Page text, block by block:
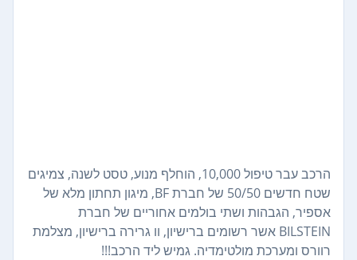
הרכב עבר טיפול 10,000, הוחלף מנוע, טסט לשנה, צמיגים
שטח חדשים 50/50 של חברת BF, מיגון תחתון מלא של
אספיר, הגבהות ושתי בולמים אחוריים של חברת
BILSTEIN אשר רשומים ברישיון, וו גרירה ברישיון, מצלמת
רוורס ומערכת מולטימדיה. גמיש ליד הרכב!!!